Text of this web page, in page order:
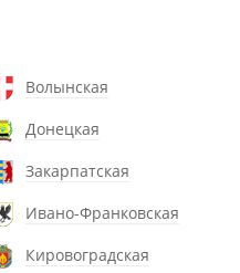
Волынская
Донецкая
Закарпатская
Ивано-Франковская
Кировоградская